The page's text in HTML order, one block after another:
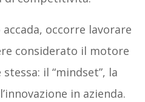
occorre lavorare
considerato il motore
il “mindset”, la
in azienda.